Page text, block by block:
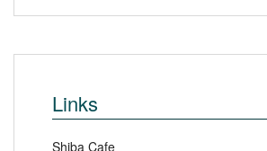
Links
Shiba Cafe